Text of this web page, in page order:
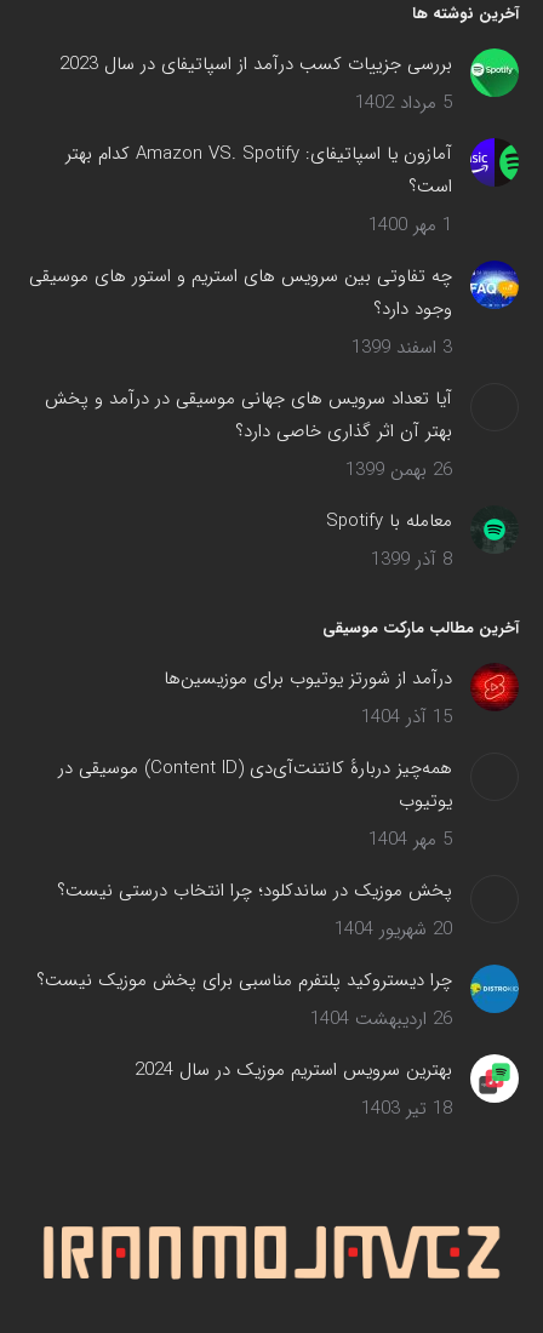
در
پنجره
جدید
می‌شود
آخرین نوشته ها
بررسی جزییات کسب درآمد از اسپاتیفای در سال 2023
5 مرداد 1402
آمازون یا اسپاتیفای: Amazon VS. Spotify کدام بهتر
است؟
1 مهر 1400
چه تفاوتی بین سرویس های استریم و استور های موسیقی
وجود دارد؟
3 اسفند 1399
آیا تعداد سرویس های جهانی موسیقی در درآمد و پخش
بهتر آن اثر گذاری خاصی دارد؟
26 بهمن 1399
معامله با Spotify
8 آذر 1399
آخرین مطالب مارکت موسیقی
درآمد از شورتز یوتیوب برای موزیسین‌ها
15 آذر 1404
همه‌چیز دربارهٔ کانتنت‌آی‌دی (Content ID) موسیقی در
یوتیوب
5 مهر 1404
پخش موزیک در ساندکلود؛ چرا انتخاب درستی نیست؟
20 شهریور 1404
چرا دیستروکید پلتفرم مناسبی برای پخش موزیک نیست؟
26 اردیبهشت 1404
بهترین سرویس‌ استریم موزیک در سال 2024
18 تیر 1403